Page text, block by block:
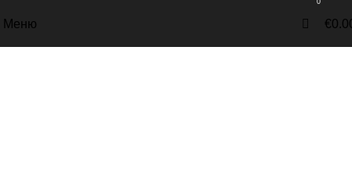
Меню
0
€